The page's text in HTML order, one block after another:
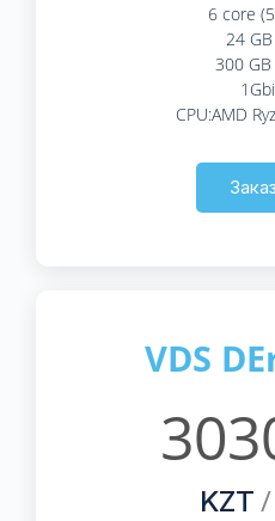
6 core
24 GB
300
CPU:AMD
VDS
KZT